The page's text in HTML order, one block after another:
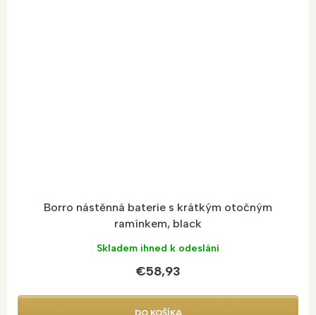
Borro nástěnná baterie s krátkým otočným
ramínkem, black
Skladem ihned k odeslání
€58,93
DO KOŠÍKA